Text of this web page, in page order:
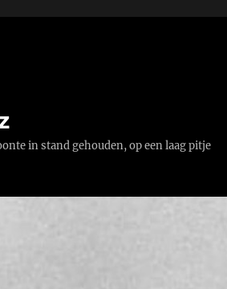
in stand gehouden, op een laag pitje